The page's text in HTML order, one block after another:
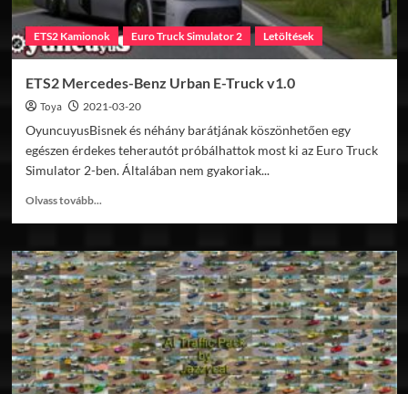
ETS2 Kamionok Euro Truck Simulator 2 Letöltések
ETS2 Mercedes-Benz Urban E-Truck v1.0
Toya 2021-03-20
OyuncuyusBisnek és néhány barátjának köszönhetően egy
egészen érdekes teherautót próbálhattok most ki az Euro Truck
Simulator 2-ben. Általában nem gyakoriak...
Olvass tovább...
ETS2
Mercedes-
Benz
Urban
E-
Truck
v1.0